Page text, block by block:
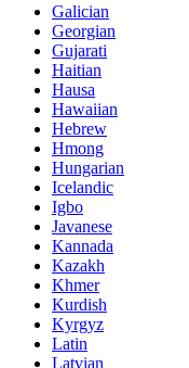
Galician
Georgian
Gujarati
Haitian
Hausa
Hawaiian
Hebrew
Hmong
Hungarian
Icelandic
Igbo
Javanese
Kannada
Kazakh
Khmer
Kurdish
Kyrgyz
Latin
Latvian